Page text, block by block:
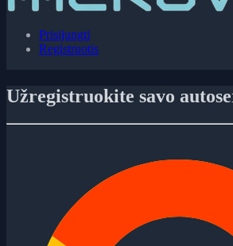
Prisijungti
Registruotis
Užregistruokite savo